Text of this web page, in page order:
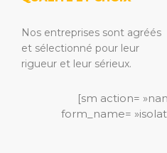
Nos entreprises sont agréés
et sélectionné pour leur
rigueur et leur sérieux.
[sm action=
form_name=